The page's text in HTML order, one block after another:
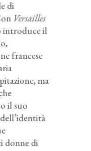
di
Versailles
introduce il
francese
ma
il suo
donne di